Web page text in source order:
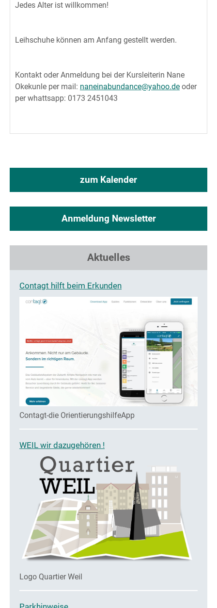
Jedes Alter ist willkommen!
Leihschuhe können am Anfang gestellt werden.
Kontakt oder Anmeldung bei der Kursleiterin Nane
Okekunle per mail: naneinabundance@yahoo.de oder
per whattsapp: 0173 2451043
zum Kalender
Anmeldung Newsletter
Aktuelles
Contagt hilft beim Erkunden
Contagt-die OrientierungshilfeApp
WEIL wir dazugehören !
Logo Quartier Weil